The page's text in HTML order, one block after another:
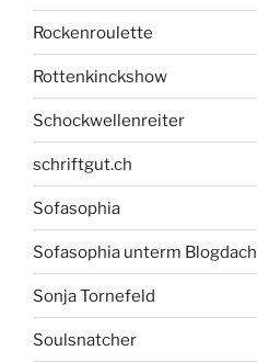
Rockenroulette
Rottenkinckshow
Schockwellenreiter
schriftgut.ch
Sofasophia
Sofasophia unterm Blogdach
Sonja Tornefeld
Soulsnatcher